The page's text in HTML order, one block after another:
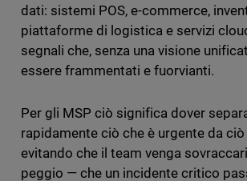
dati: sistemi POS, e-commerce,
piattaforme di logistica e servizi
segnali che, senza una visione
essere frammentati e fuorvianti.
Per gli MSP ciò significa dover
rapidamente ciò che è urgente da ciò
evitando che il team venga
peggio — che un incidente critico